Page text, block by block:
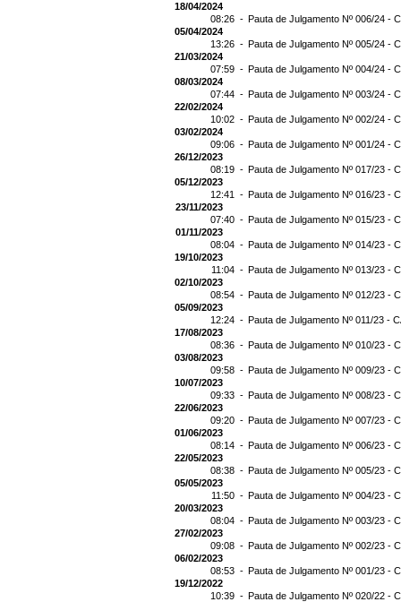
18/04/2024
08:26 - Pauta de Julgamento Nº 006/24 -
05/04/2024
13:26 - Pauta de Julgamento Nº 005/24 -
21/03/2024
07:59 - Pauta de Julgamento Nº 004/24 -
08/03/2024
07:44 - Pauta de Julgamento Nº 003/24 -
22/02/2024
10:02 - Pauta de Julgamento Nº 002/24 -
03/02/2024
09:06 - Pauta de Julgamento Nº 001/24 -
26/12/2023
08:19 - Pauta de Julgamento Nº 017/23 -
05/12/2023
12:41 - Pauta de Julgamento Nº 016/23 -
23/11/2023
07:40 - Pauta de Julgamento Nº 015/23 -
01/11/2023
08:04 - Pauta de Julgamento Nº 014/23 -
19/10/2023
11:04 - Pauta de Julgamento Nº 013/23 -
02/10/2023
08:54 - Pauta de Julgamento Nº 012/23 -
05/09/2023
12:24 - Pauta de Julgamento Nº 011/23 -
17/08/2023
08:36 - Pauta de Julgamento Nº 010/23 -
03/08/2023
09:58 - Pauta de Julgamento Nº 009/23 -
10/07/2023
09:33 - Pauta de Julgamento Nº 008/23 -
22/06/2023
09:20 - Pauta de Julgamento Nº 007/23 -
01/06/2023
08:14 - Pauta de Julgamento Nº 006/23 -
22/05/2023
08:38 - Pauta de Julgamento Nº 005/23 -
05/05/2023
11:50 - Pauta de Julgamento Nº 004/23 -
20/03/2023
08:04 - Pauta de Julgamento Nº 003/23 -
27/02/2023
09:08 - Pauta de Julgamento Nº 002/23 -
06/02/2023
08:53 - Pauta de Julgamento Nº 001/23 -
19/12/2022
10:39 - Pauta de Julgamento Nº 020/22 -